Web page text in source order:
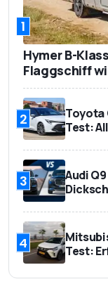
1
Hymer B-
Flaggschiff
2
Toyota
Test:
3
Audi
4
Test: